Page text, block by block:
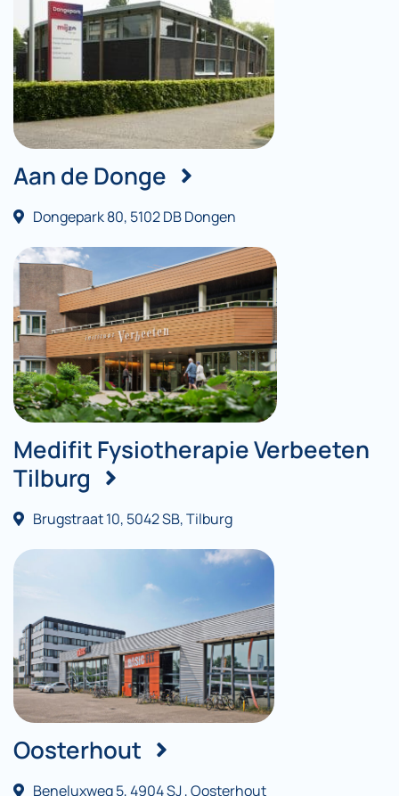
Aan de Donge
Dongepark 80, 5102 DB Dongen
Medifit Fysiotherapie Verbeeten
Tilburg
Brugstraat 10, 5042 SB, Tilburg
Oosterhout
Beneluxweg 5, 4904 SJ , Oosterhout